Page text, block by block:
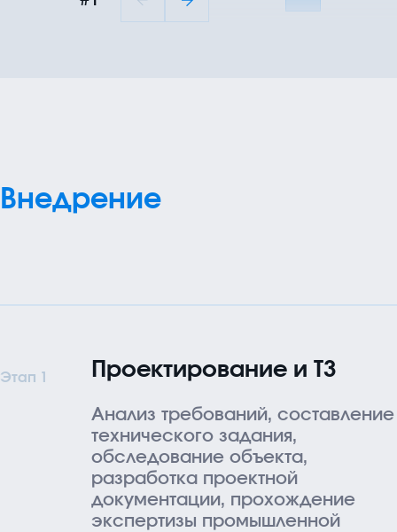
Внедрение
Этап 1 Проектирование и ТЗ
Анализ требований, составление
технического задания,
обследование объекта,
разработка проектной
документации, прохождение
экспертизы промышленной